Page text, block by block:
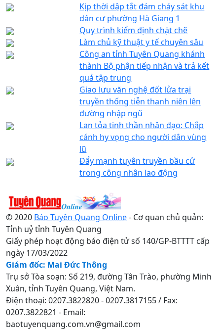
Kịp thời dập tắt đám cháy sát khu
dân cư phường Hà Giang 1
Quy trình kiểm định chặt chẽ
Làm chủ kỹ thuật y tế chuyên sâu
Công an tỉnh Tuyên Quang khánh
thành Bộ phận tiếp nhận và trả kết
quả tập trung
Giao lưu văn nghệ đốt lửa trại
truyền thống tiễn thanh niên lên
đường nhập ngũ
Lan tỏa tinh thần nhân đạo: Chắp
cánh hy vọng cho người dân vùng
lũ
Đẩy mạnh tuyên truyền bầu cử
trong công nhân lao động
© 2020 Báo Tuyên Quang Online- Cơ quan chủ quản:
Tỉnh uỷ tỉnh Tuyên Quang
Giấy phép hoạt động báo điện tử số 140/GP-BTTTT cấp
ngày 17/03/2022
Giám đốc: Mai Đức Thông
Trụ sở Tòa soạn: Số 219, đường Tân Trào, phường Minh
Xuân, tỉnh Tuyên Quang, Việt Nam.
Điện thoại: 0207.3822820 - 0207.3817155 / Fax:
0207.3822821 - Email:
baotuyenquang.com.vn@gmail.com